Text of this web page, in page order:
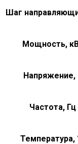
Шаг
Мощность,
Напряжение,
Частота, Гц
Температура,